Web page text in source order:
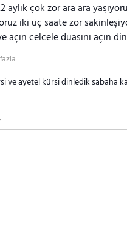
aylık çok zor ara ara
iki üç saate zor
açın celcele duasını açın
ve ayetel kürsi dinledik sabaha